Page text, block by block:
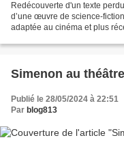
Redécouverte d'un texte
d’une œuvre de science-
adaptée au cinéma et plus
Simenon au
Publié le 28/05/2024 à 22:51
Par blog813